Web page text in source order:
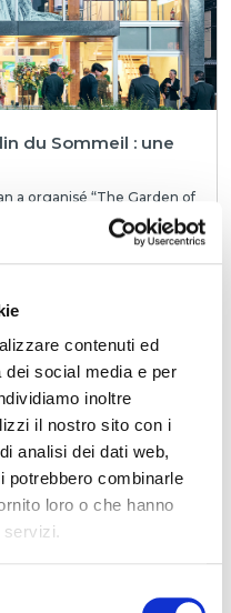
contenuti ed
dei social media e per
inoltre
il nostro sito con i
analisi dei dati web,
potrebbero combinarle
loro o che hanno
servizi.
du Sommeil : une
a organisé “The Garden of
Garden, à Omotesando,
présente le
9 : une célébration
nad Vltavou pour